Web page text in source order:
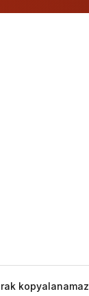
kopyalanamaz,